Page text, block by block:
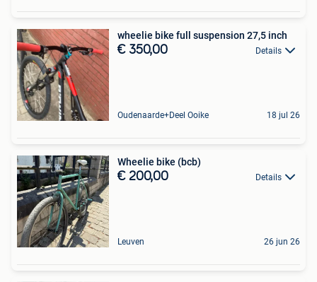
wheelie bike full suspension 27,5 inch
€ 350,00 Details
Oudenaarde+Deel Ooike 18 jul 26
Wheelie bike (bcb)
€ 200,00 Details
Leuven 26 jun 26